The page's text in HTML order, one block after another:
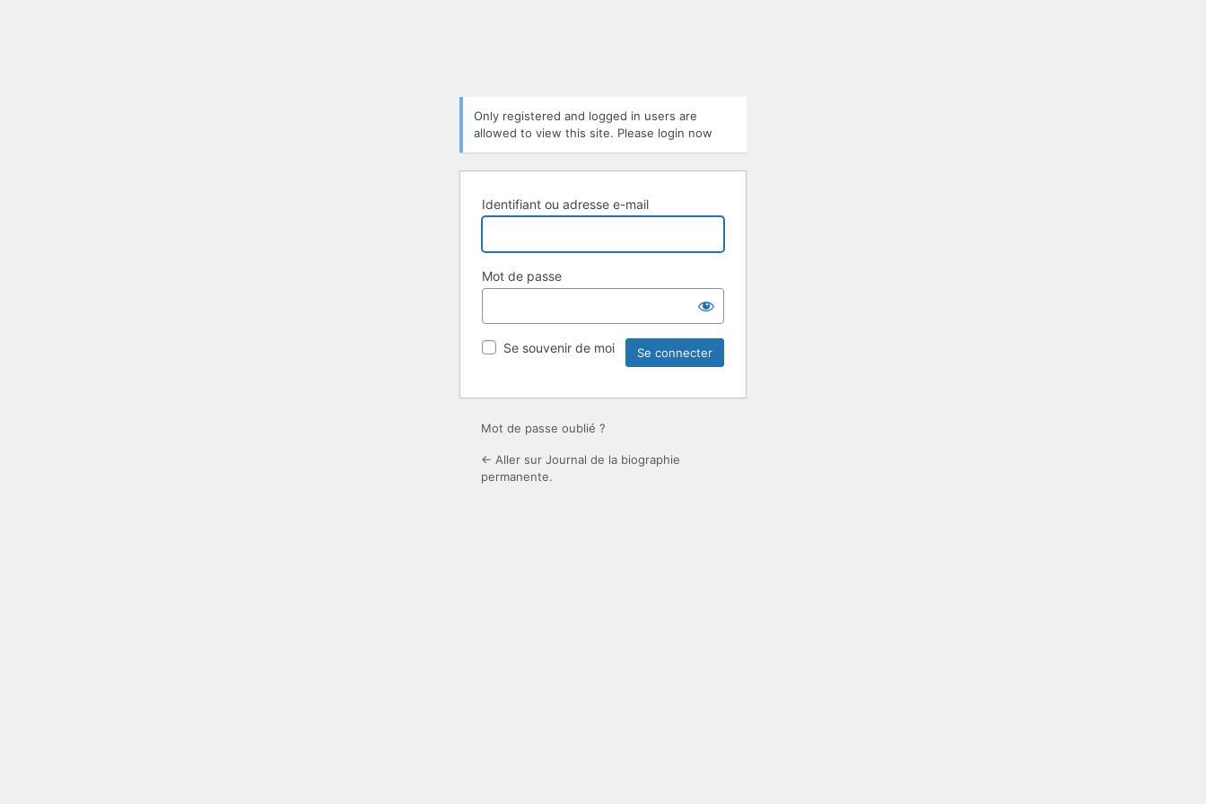
Only registered and logged in users are
allowed to view this site. Please login now
Identifiant ou adresse e-mail
Mot de passe
Se souvenir de moi
Mot de passe oublié ?
← Aller sur Journal de la biographie
permanente.